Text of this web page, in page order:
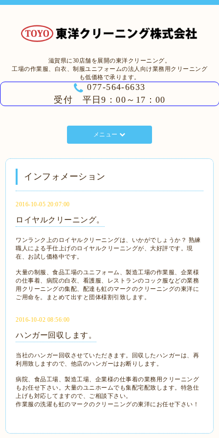
滋賀県に30店舗を展開の東洋クリーニング。
工場の作業服、白衣、制服ユニフォームの法人向け業務用クリーニング
も低価格で承ります。
077-564-6633
受付 平日9：00～17：00
メニュー
インフォメーション
2016-10-05 20:07:00
ロイヤルクリーニング。
ワンランク上のロイヤルクリーニングは、いかがでしょうか？ 熟練
職人による手仕上げのロイヤルクリーニングが、大好評です。現
在、お試し価格中です。
大量の制服、食品工場のユニフォーム、製造工場の作業服、企業様
の仕事着、病院の白衣、看護服、レストランのコック服などの業務
用クリーニングの集配、配達も虹のマークのクリーニングの東洋に
ご用命を。まとめて出すと団体様割引致します。
2016-10-02 08:56:00
ハンガー回収します。
当社のハンガー回収させていただきます。回収したハンガーは、再
利用致しますので、他店のハンガーはお断りします。
病院、食品工場、製造工場、企業様の仕事着の業務用クリーニング
もお任せ下さい。大量のユニホームでも集配宅配致します。特急仕
上げも対応してますので、ご相談下さい。
作業服の洗濯も虹のマークのクリーニングの東洋にお任せ下さい！